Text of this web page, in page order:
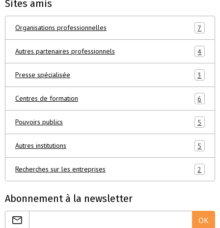
Sites amis
Organisations professionnelles 7
Autres partenaires professionnels 4
Presse spécialisée 3
Centres de formation 6
Pouvoirs publics 5
Autres institutions 5
Recherches sur les entreprises 2
Abonnement à la newsletter
OK